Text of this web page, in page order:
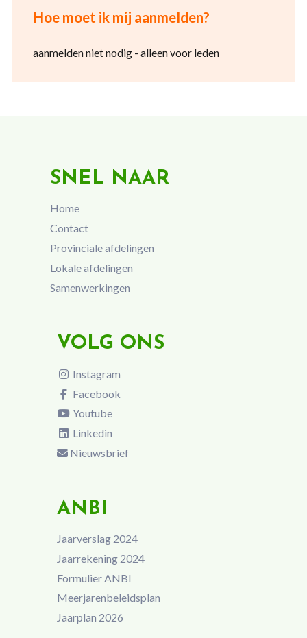
Hoe moet ik mij aanmelden?
aanmelden niet nodig - alleen voor leden
SNEL NAAR
Home
Contact
Provinciale afdelingen
Lokale afdelingen
Samenwerkingen
VOLG ONS
Instagram
Facebook
Youtube
Linkedin
Nieuwsbrief
ANBI
Jaarverslag 2024
Jaarrekening 2024
Formulier ANBI
Meerjarenbeleidsplan
Jaarplan 2026